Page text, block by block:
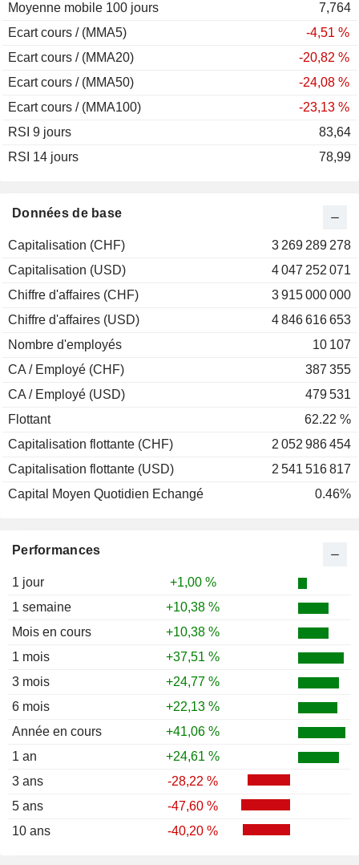
Performances
1 jour
+1,00 %
1 semaine
+10,38 %
Mois en cours
+10,38 %
1 mois
+37,51 %
3 mois
+24,77 %
6 mois
+22,13 %
Année en cours
+41,06 %
1 an
+24,61 %
3 ans
-28,22 %
5 ans
-47,60 %
10 ans
-40,20 %
Données de base
Capitalisation (CHF)
3 269 289 278
Capitalisation (USD)
4 047 252 071
Chiffre d'affaires (CHF)
3 915 000 000
Chiffre d'affaires (USD)
4 846 616 653
Nombre d'employés
10 107
CA / Employé (CHF)
387 355
CA / Employé (USD)
479 531
Flottant
62.22 %
Capitalisation flottante (CHF)
2 052 986 454
Capitalisation flottante (USD)
2 541 516 817
Capital Moyen Quotidien Echangé
0.46%
Moyenne mobile 100 jours
7,764
Ecart cours / (MMA5)
-4,51 %
Ecart cours / (MMA20)
-20,82 %
Ecart cours / (MMA50)
-24,08 %
Ecart cours / (MMA100)
-23,13 %
RSI 9 jours
83,64
RSI 14 jours
78,99
2008
-32,29 %
2007
2006
2005
2004
+0,55 %
2003
2002
2000
1998
1997
+51,59 %